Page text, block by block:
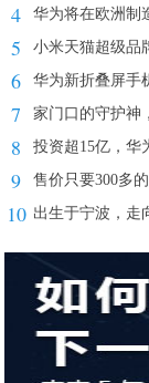
4 华为将在欧洲制
5 小米天猫超级品
6 华为新折叠屏手
7 家门口的守护神
8 投资超15亿，华
9 售价只要300多
10 出生于宁波，走